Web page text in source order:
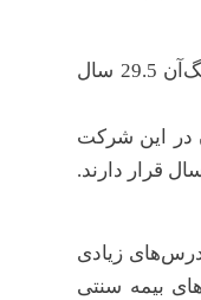
میانگین سنی کارکنان ژونگ‌آن 29.5 سال
در این شرکت
زیادی
بیمه سنتی